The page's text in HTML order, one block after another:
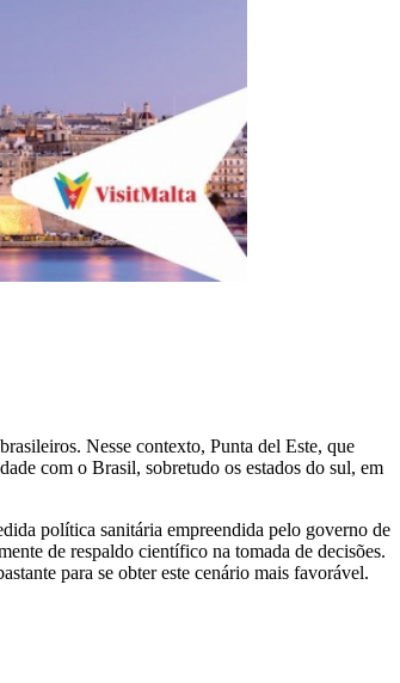
Nesse contexto, Punta del Este, que
com o Brasil, sobretudo os estados do sul, em
política sanitária empreendida pelo governo de
de respaldo científico na tomada de decisões.
para se obter este cenário mais favorável.